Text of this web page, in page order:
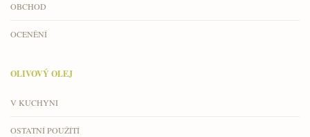
OBCHOD
OCENĚNÍ
OLIVOVÝ OLEJ
V KUCHYNI
OSTATNÍ POUŽÍTÍ